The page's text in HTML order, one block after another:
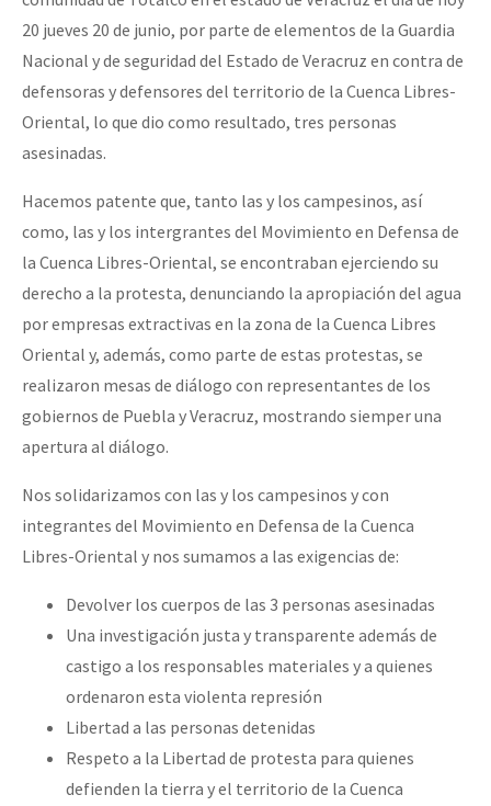
20 jueves 20 de junio, por parte de elementos de la Guardia
Nacional y de seguridad del Estado de Veracruz en contra de
defensoras y defensores del territorio de la Cuenca Libres-
Oriental, lo que dio como resultado, tres personas
asesinadas.
Hacemos patente que, tanto las y los campesinos, así
como, las y los intergrantes del Movimiento en Defensa de
la Cuenca Libres-Oriental, se encontraban ejerciendo su
derecho a la protesta, denunciando la apropiación del agua
por empresas extractivas en la zona de la Cuenca Libres
Oriental y, además, como parte de estas protestas, se
realizaron mesas de diálogo con representantes de los
gobiernos de Puebla y Veracruz, mostrando siemper una
apertura al diálogo.
Nos solidarizamos con las y los campesinos y con
integrantes del Movimiento en Defensa de la Cuenca
Libres-Oriental y nos sumamos a las exigencias de:
Devolver los cuerpos de las 3 personas asesinadas
Una investigación justa y transparente además de
castigo a los responsables materiales y a quienes
ordenaron esta violenta represión
Libertad a las personas detenidas
Respeto a la Libertad de protesta para quienes
defienden la tierra y el territorio de la Cuenca